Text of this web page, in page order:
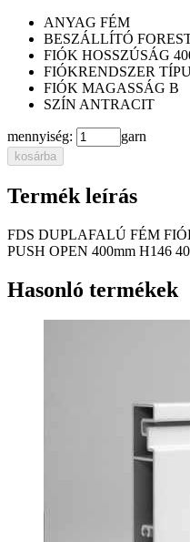
ANYAG FÉM
BESZÁLLÍTÓ
FIÓK HOSSZÚSÁG
FIÓKRENDSZER
FIÓK MAGASSÁG B
SZÍN ANTRACIT
mennyiség: garn
kosárba
Termék leírás
FDS DUPLAFALÚ FÉM
PUSH OPEN 400mm H146
Hasonló termékek